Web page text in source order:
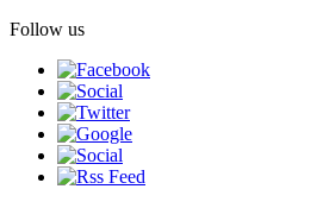
Follow us